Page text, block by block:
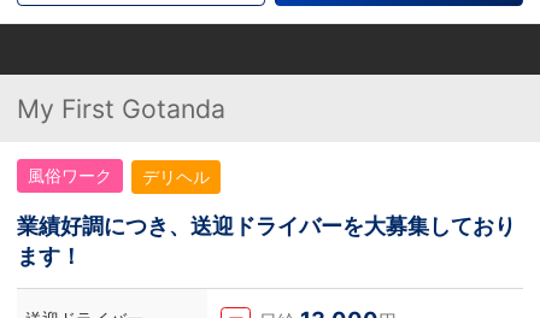
My First Gotanda
風俗ワーク デリヘル
業績好調につき、送迎ドライバーを大募集しており
ます！